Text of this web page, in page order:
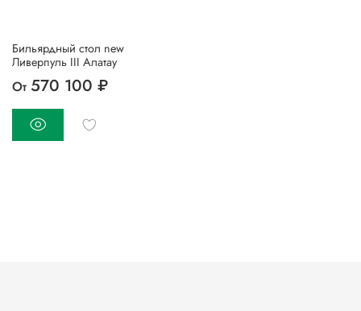
Бильярдный стол new
Ливерпуль III Алатау
От 570 100 ₽